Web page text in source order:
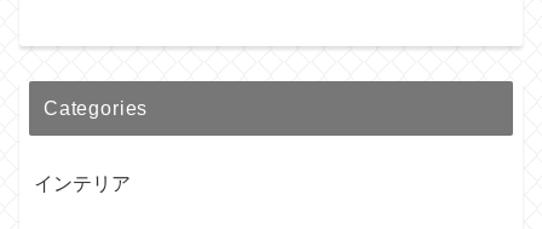
Categories
インテリア